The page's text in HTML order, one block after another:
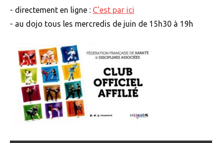
- directement en ligne : C'est par ici
- au dojo tous les mercredis de juin de 15h30 à 19h